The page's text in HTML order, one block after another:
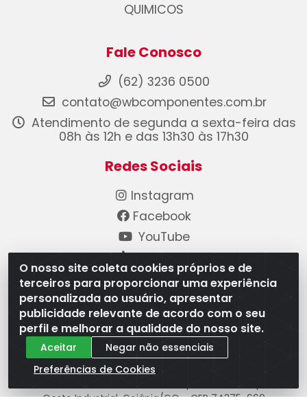
O nosso site coleta cookies próprios e de
terceiros para proporcionar uma experiência
personalizada ao usuário, apresentar
publicidade relevante de acordo com o seu
perfil e melhorar a qualidade do nosso site.
Aceitar
Negar não essenciais
Preferências de Cookies
QUIMICOS
Fale Conosco
(62) 3236 0500
contato@wbcomponentes.com.br
Atendimento de segunda a sexta-feira das
08h às 12h e das 13h30 às 17h30
Redes Sociais
Instagram
Facebook
YouTube
Linkedin
Formas de Pagamento
WB Componentes Automotivos LTDA - CNPJ
Oeste Industrial, Goiânia/GO - CEP 74375-660